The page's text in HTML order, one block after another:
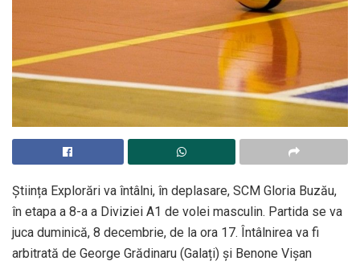
Știința Explorări va întâlni, în deplasare, SCM Gloria Buzău,
în etapa a 8-a a Diviziei A1 de volei masculin. Partida se va
juca duminică, 8 decembrie, de la ora 17. Întâlnirea va fi
arbitrată de George Grădinaru (Galați) și Benone Vișan